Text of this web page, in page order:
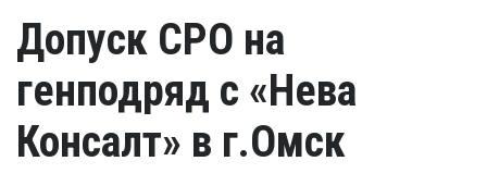
Допуск СРО на
генподряд с «Нева
Консалт» в г.Омск